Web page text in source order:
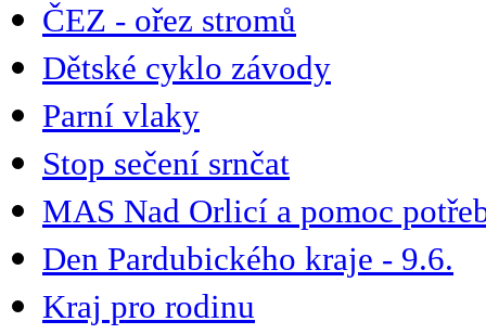
ČEZ - ořez stromů
Dětské cyklo závody
Parní vlaky
Stop sečení srnčat
MAS Nad Orlicí a pomoc
Den Pardubického kraje - 9.6.
Kraj pro rodinu